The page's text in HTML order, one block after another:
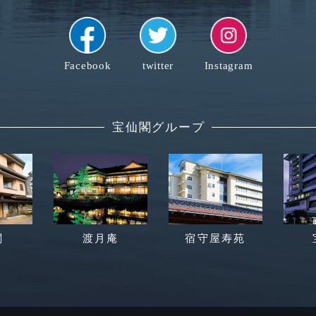
Facebook twitter Instagram
宝仙閣グループ
渡月庵 宿守屋寿苑